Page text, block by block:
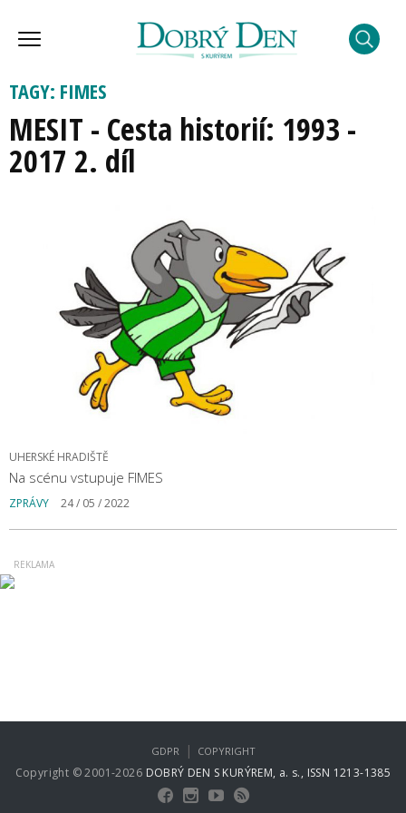
TAGY: FIMES
MESIT - Cesta historií: 1993 -
2017 2. díl
UHERSKÉ HRADIŠTĚ
Na scénu vstupuje FIMES
ZPRÁVY 24 / 05 / 2022
Copyright © 2001-2026 DOBRÝ DEN S KURÝREM, a. s., ISSN 1213-1385
GDPR | COPYRIGHT